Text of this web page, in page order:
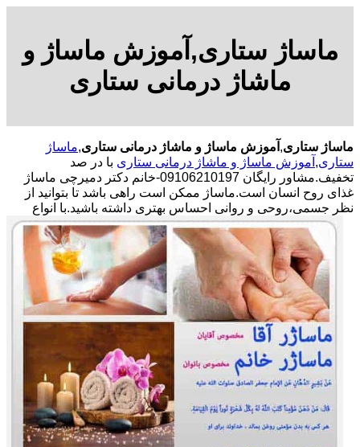
ماساژ ستاری,آموزش ماساژ و
ماشاژ درمانی ستاری
ماساژ ستاری, آموزش ماساژ و ماشاژ درمانی ستاری,ماساژ
ستاری, آموزش ماساژ و ماشاژ درمانی ستاری با در صد
تخفیف.مشاور رایگان 09106210197-خانم دکتر دمیرچی ماساژ
غذای روح انسان است.ماساژ ممکن است راهی باشد تا بتوانید از
نظر جسمی،روحی و روانی احساس بهتری داشته باشید.با انواع